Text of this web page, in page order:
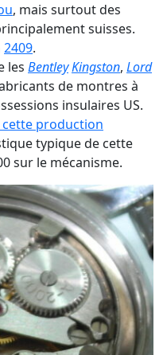
, mais surtout des
suisses.
2409.
les BentleyKingston, Lord
de montres à
insulaires US.
production
typique de cette
sur le mécanisme.